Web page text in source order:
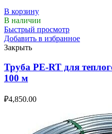
В корзину
В наличии
Быстрый просмотр
Добавить в избранное
Закрыть
Труба PE-RT для
100 м
₽4,850.00